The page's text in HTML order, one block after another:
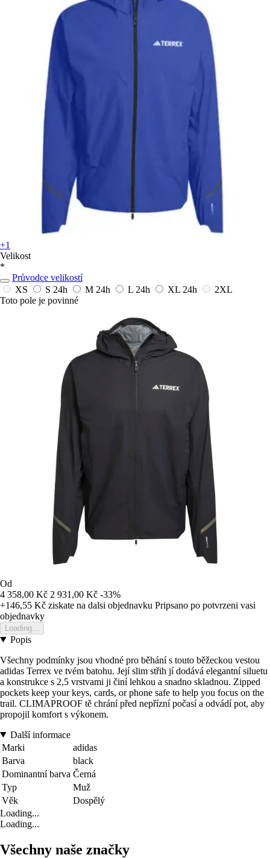
+1
Velikost
*
Průvodce velikostí
XS
S 24h M 24h L 24h XL 24h
2XL
Toto pole je povinné
Od
4 358,00 Kč 2 931,00 Kč -33%
+146,55 Kč ziskate na dalsi objednavku Pripsano po potvrzeni vasi
objednavky
Loading...
Popis
Všechny podmínky jsou vhodné pro běhání s touto běžeckou vestou
adidas Terrex ve tvém batohu. Její slim střih jí dodává elegantní siluetu
a konstrukce s 2,5 vrstvami ji činí lehkou a snadno skladnou. Zipped
pockets keep your keys, cards, or phone safe to help you focus on the
trail. CLIMAPROOF tě chrání před nepřízní počasí a odvádí pot, aby
propojil komfort s výkonem.
Další informace
Marki
adidas
Barva
black
Dominantní barva Černá
Typ
Muž
Věk
Dospělý
Loading...
Loading...
Všechny naše značky